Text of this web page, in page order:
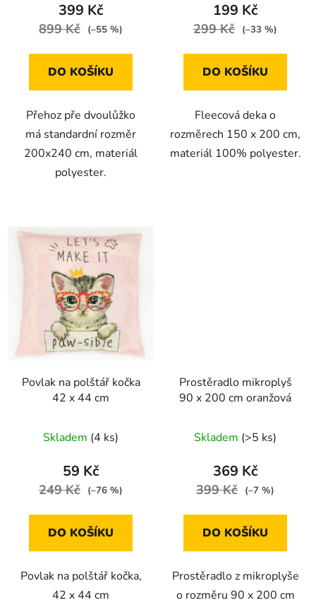
399 Kč
899 Kč (–55 %)
DO KOŠÍKU
Přehoz pře dvoulůžko
má standardní rozměr
200x240 cm, materiál
polyester.
199 Kč
299 Kč (–33 %)
DO KOŠÍKU
Fleecová deka o
rozměrech 150 x 200 cm,
materiál 100% polyester.
Povlak na polštář kočka
42 x 44 cm
Skladem (4 ks)
59 Kč
249 Kč (–76 %)
DO KOŠÍKU
Povlak na polštář kočka,
42 x 44 cm
Prostěradlo mikroplyš
90 x 200 cm oranžová
Skladem (>5 ks)
369 Kč
399 Kč (–7 %)
DO KOŠÍKU
Prostěradlo z mikroplyše
o rozměru 90 x 200 cm